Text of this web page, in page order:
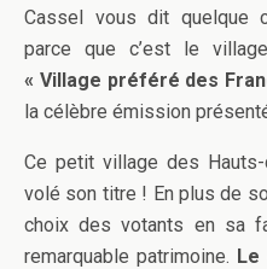
Cassel vous dit quelque
parce que c’est le
« Village préféré des
la célèbre émission
Ce petit village des Hauts-
volé son titre ! En plus de
choix des votants en sa
remarquable patrimoine. Le